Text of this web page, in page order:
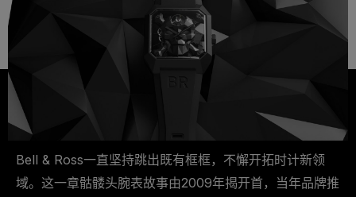
Bell & Ross一直坚持跳出既有框框，不懈开拓时计新领
域。这一章骷髅头腕表故事由2009年揭开首，当年品牌推